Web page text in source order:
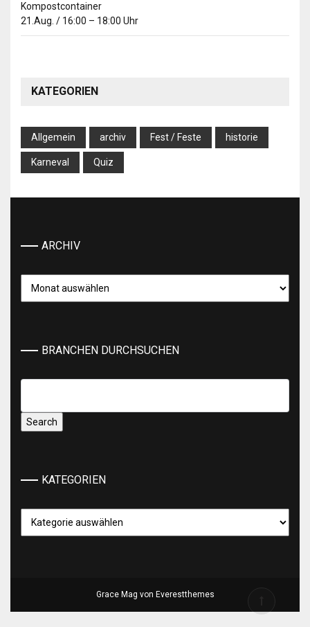
Kompostcontainer
21.Aug. / 16:00 – 18:00 Uhr
KATEGORIEN
Allgemein archiv Fest / Feste historie
Karneval Quiz
ARCHIV
BRANCHEN DURCHSUCHEN
KATEGORIEN
Grace Mag von Everestthemes